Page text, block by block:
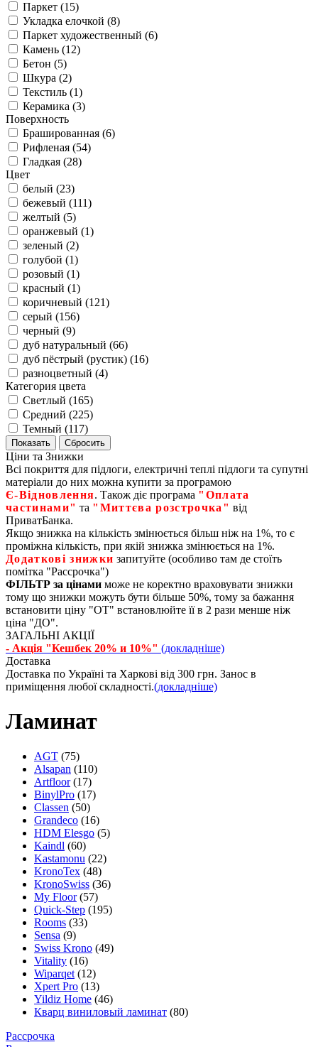
Паркет (15)
Укладка елочкой (8)
Паркет художественный (6)
Камень (12)
Бетон (5)
Шкура (2)
Текстиль (1)
Керамика (3)
Поверхность
Брашированная (6)
Рифленая (54)
Гладкая (28)
Цвет
белый (23)
бежевый (111)
желтый (5)
оранжевый (1)
зеленый (2)
голубой (1)
розовый (1)
красный (1)
коричневый (121)
серый (156)
черный (9)
дуб натуральный (66)
дуб пёстрый (рустик) (16)
разноцветный (4)
Категория цвета
Светлый (165)
Средний (225)
Темный (117)
Ціни та Знижки
Всі покриття для підлоги, електричні теплі підлоги та супутні
матеріали до них можна купити за програмою
Є‑Відновлення. Також діє програма "Оплата
частинами" та "Миттєва розстрочка" від
ПриватБанка.
Якщо знижка на кількість змінюється більш ніж на 1%, то є
проміжна кількість, при якій знижка змінюється на 1%.
Додаткові знижки запитуйте (особливо там де стоїть
помітка "Рассрочка")
ФІЛЬТР за цінами може не коректно враховувати знижки
тому що знижки можуть бути більше 50%, тому за бажання
встановити ціну "ОТ" встановлюйте її в 2 рази менше ніж
ціна "ДО".
ЗАГАЛЬНІ АКЦІЇ
- Акція "Кешбек 20% и 10%" (докладніше)
Доставка
Доставка по Україні та Харкові від 300 грн. Занос в
приміщення любої складності.(докладніше)
Ламинат
AGT (75)
Alsapan (110)
Artfloor (17)
BinylPro (17)
Classen (50)
Grandeco (16)
HDM Elesgo (5)
Kaindl (60)
Kastamonu (22)
KronoTex (48)
KronoSwiss (36)
My Floor (57)
Quick-Step (195)
Rooms (33)
Sensa (9)
Swiss Krono (49)
Vitality (16)
Wiparqet (12)
Xpert Pro (13)
Yildiz Home (46)
Кварц виниловый ламинат (80)
Рассрочка